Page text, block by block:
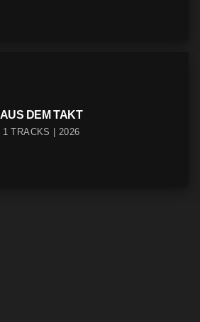
AUS DEM TAKT
1 TRACKS | 2026